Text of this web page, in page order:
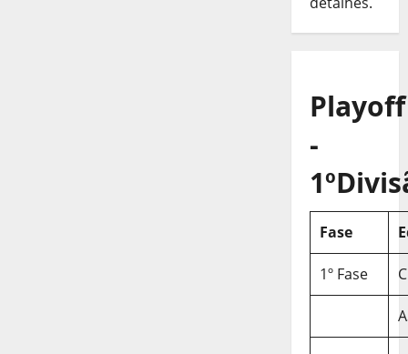
Playoff
-
Fase
1º Fase